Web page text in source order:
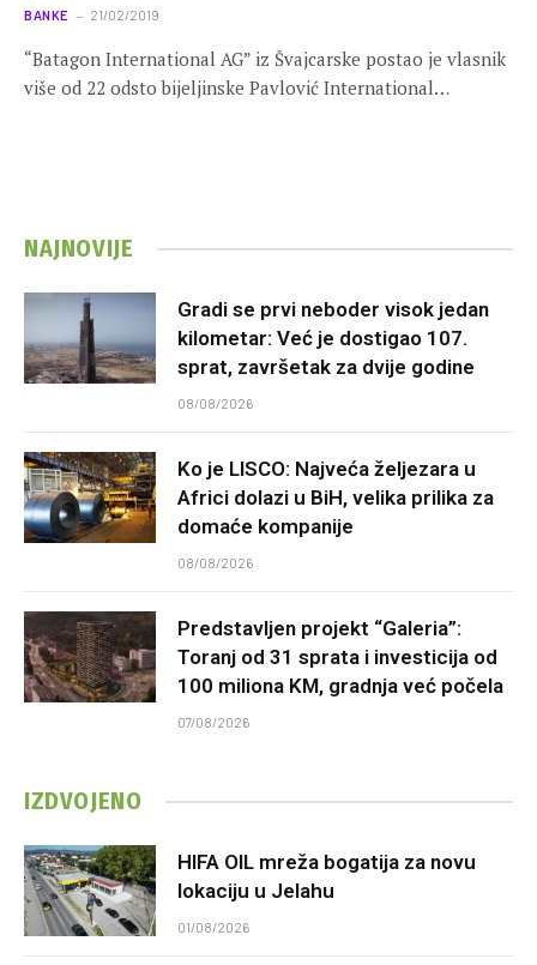
BANKE 21/02/2019
“Batagon International AG” iz Švajcarske postao je vlasnik
više od 22 odsto bijeljinske Pavlović International…
NAJNOVIJE
Gradi se prvi neboder visok jedan
kilometar: Već je dostigao 107.
sprat, završetak za dvije godine
08/08/2026
Ko je LISCO: Najveća željezara u
Africi dolazi u BiH, velika prilika za
domaće kompanije
08/08/2026
Predstavljen projekt “Galeria”:
Toranj od 31 sprata i investicija od
100 miliona KM, gradnja već počela
07/08/2026
IZDVOJENO
HIFA OIL mreža bogatija za novu
lokaciju u Jelahu
01/08/2026